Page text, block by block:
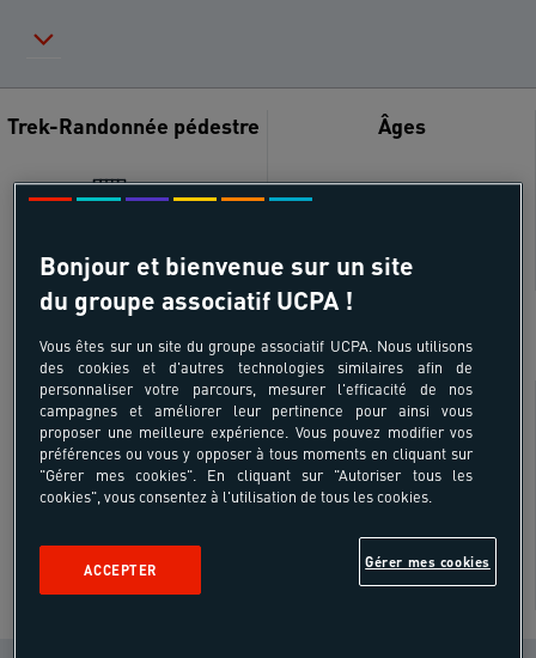
Trek-Randonnée pédestre
SÉJOUR EN ITINÉRANCE
Âges
Besoin de conseils ?
Bonjour et bienvenue sur un site
du groupe associatif UCPA !
Vous êtes sur un site du groupe associatif UCPA. Nous utilisons
des cookies et d'autres technologies similaires afin de
personnaliser votre parcours, mesurer l'efficacité de nos
campagnes et améliorer leur pertinence pour ainsi vous
proposer une meilleure expérience. Vous pouvez modifier vos
préférences ou vous y opposer à tous moments en cliquant sur
"Gérer mes cookies". En cliquant sur "Autoriser tous les
cookies", vous consentez à l'utilisation de tous les cookies.
Gérer mes cookies
ACCEPTER